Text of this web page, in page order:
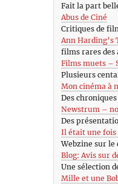
Fait la part
Abus de Ciné
Critiques de
Ann Harding’s
films rares des
Films muets –
Plusieurs
Mon cinéma à
Des
Newstrum –
Des
Il était une fois
Webzine sur le
Blog: Avis sur
Une sélection
Mille et une